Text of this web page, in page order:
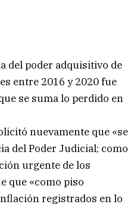
del poder adquisitivo de
entre 2016 y 2020 fue
se suma lo perdido en
nuevamente que «se
del Poder Judicial; como
urgente de los
que «como piso
registrados en lo